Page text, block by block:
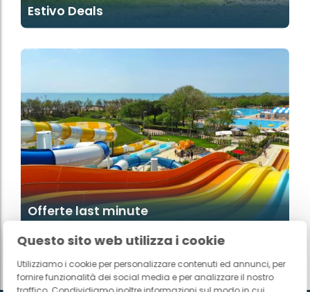
Questo sito web utilizza i cookie
Utilizziamo i cookie per personalizzare contenuti ed annunci, per
fornire funzionalità dei social media e per analizzare il nostro
Estivo Deals
Offerte last minute